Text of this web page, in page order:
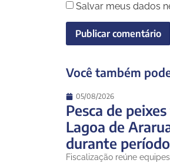
Salvar meus dados
Você também
05/08/2026
Pesca de
Lagoa de
durante
Fiscalização reúne